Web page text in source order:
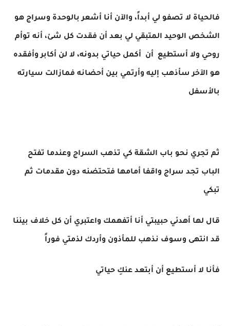
فالحياة لا تصفو لي أبداً، والآن أنا أشعر بالوحدة وسراج هو
الشخص الوحيد المتبقي لي بعد أن فقدت كل شئ، أنه توأم
روحي ولا أستطيع أن أكمل حياتي بدونه، لا لن أكابر وأفقده
هو الآخر سأذهب إليه وأرتمي بين أحضانه فمازالت سيارته
بالأسفل
ثم تجري نحو باب الشقة كي تذهب السراج وعندما تفتح
الباب تجد سراج واقفا أمامها فتحتضنه دون مقدمات ثم
تبكي
قال لها أهدئي حبيبتي أنا أتفهمك واعتبري أن كل خلاف بيننا
قد انتهى وسوف نذهب للمأذون وأردك لذمتي فوراً
فأنا لا أستطيع أن أبتعد عنكِ حياتي